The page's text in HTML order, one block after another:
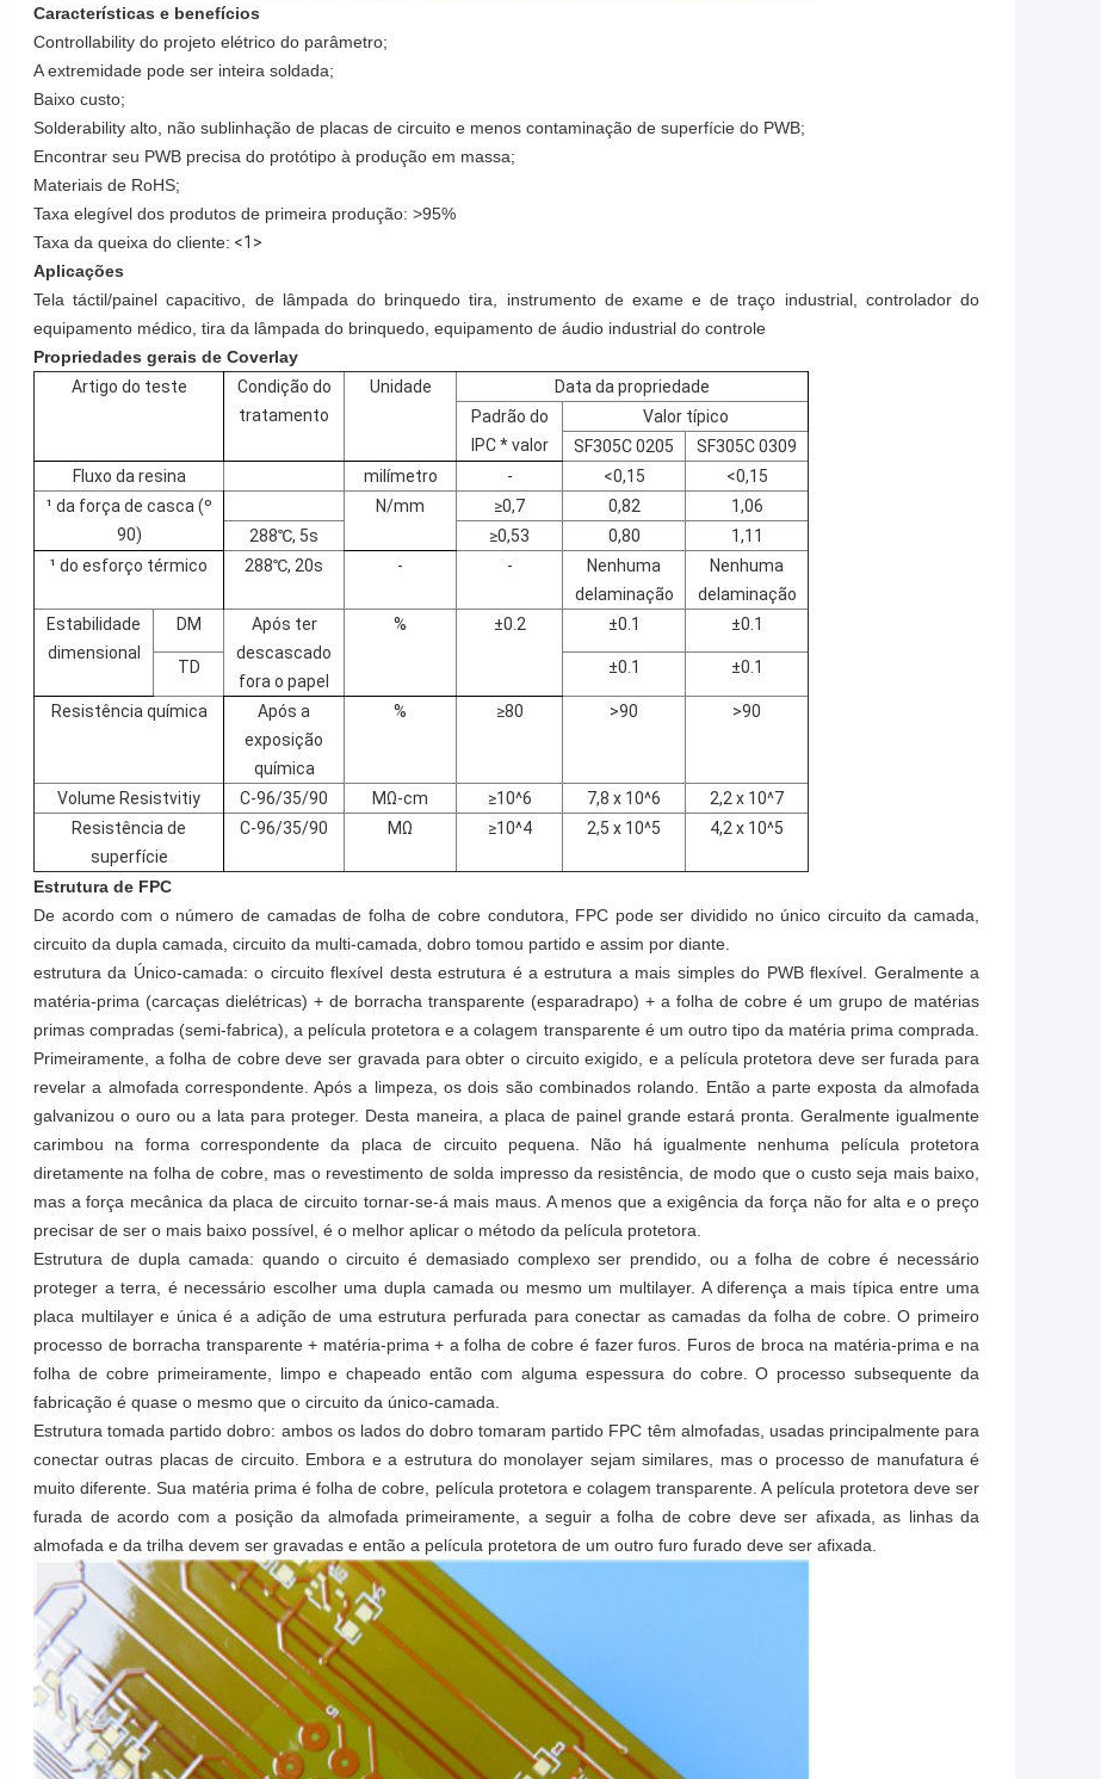
Características e benefícios
Controllability do projeto elétrico do parâmetro;
A extremidade pode ser inteira soldada;
Baixo custo;
Solderability alto, não sublinhação de placas de circuito e menos contaminação de superfície do PWB;
Encontrar seu PWB precisa do protótipo à produção em massa;
Materiais de RoHS;
Taxa elegível dos produtos de primeira produção: >95%
Taxa da queixa do cliente: <1>
Aplicações
Tela táctil/painel capacitivo, de lâmpada do brinquedo tira, instrumento de exame e de traço industrial, controlador do
equipamento médico, tira da lâmpada do brinquedo, equipamento de áudio industrial do controle
Propriedades gerais de Coverlay
Artigo do teste
Condição do
tratamento
Unidade
Data da propriedade
Padrão do
IPC * valor
Valor típico
SF305C 0205
SF305C 0309
Fluxo da resina
milímetro - <0,15 <0,15
¹ da força de casca (º
90)
N/mm ≥0,7 0,82
1,06
288℃, 5s ≥0,53 0,80
1,11
¹ do esforço térmico 288℃, 20s - -
Nenhuma
delaminação
Nenhuma
delaminação
Estabilidade
dimensional
DM
Após ter
descascado
fora o papel
% ±0.2 ±0.1 ±0.1
TD ±0.1 ±0.1
Resistência química
Após a
exposição
química
% ≥80 >90 >90
Volume Resistvitiy C-96/35/90 MΩ-cm ≥10^6 7,8 x 10^6
2,2 x 10^7
Resistência de
superfície
C-96/35/90 MΩ ≥10^4 2,5 x 10^5 4,2 x 10^5
Estrutura de FPC
De acordo com o número de camadas de folha de cobre condutora, FPC pode ser dividido no único circuito da camada,
circuito da dupla camada, circuito da multi-camada, dobro tomou partido e assim por diante.
estrutura da Único-camada: o circuito flexível desta estrutura é a estrutura a mais simples do PWB flexível. Geralmente a
matéria-prima (carcaças dielétricas) + de borracha transparente (esparadrapo) + a folha de cobre é um grupo de matérias
primas compradas (semi-fabrica), a película protetora e a colagem transparente é um outro tipo da matéria prima comprada.
Primeiramente, a folha de cobre deve ser gravada para obter o circuito exigido, e a película protetora deve ser furada para
revelar a almofada correspondente. Após a limpeza, os dois são combinados rolando. Então a parte exposta da almofada
galvanizou o ouro ou a lata para proteger. Desta maneira, a placa de painel grande estará pronta. Geralmente igualmente
carimbou na forma correspondente da placa de circuito pequena. Não há igualmente nenhuma película protetora
diretamente na folha de cobre, mas o revestimento de solda impresso da resistência, de modo que o custo seja mais baixo,
mas a força mecânica da placa de circuito tornar-se-á mais maus. A menos que a exigência da força não for alta e o preço
precisar de ser o mais baixo possível, é o melhor aplicar o método da película protetora.
Estrutura de dupla camada: quando o circuito é demasiado complexo ser prendido, ou a folha de cobre é necessário
proteger a terra, é necessário escolher uma dupla camada ou mesmo um multilayer. A diferença a mais típica entre uma
placa multilayer e única é a adição de uma estrutura perfurada para conectar as camadas da folha de cobre. O primeiro
processo de borracha transparente + matéria-prima + a folha de cobre é fazer furos. Furos de broca na matéria-prima e na
folha de cobre primeiramente, limpo e chapeado então com alguma espessura do cobre. O processo subsequente da
fabricação é quase o mesmo que o circuito da único-camada.
Estrutura tomada partido dobro: ambos os lados do dobro tomaram partido FPC têm almofadas, usadas principalmente para
conectar outras placas de circuito. Embora e a estrutura do monolayer sejam similares, mas o processo de manufatura é
muito diferente. Sua matéria prima é folha de cobre, película protetora e colagem transparente. A película protetora deve ser
furada de acordo com a posição da almofada primeiramente, a seguir a folha de cobre deve ser afixada, as linhas da
almofada e da trilha devem ser gravadas e então a película protetora de um outro furo furado deve ser afixada.